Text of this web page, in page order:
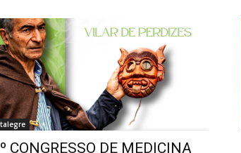
CONGRESSO DE MEDICINA